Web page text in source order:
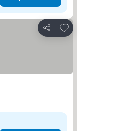
Compartir
Añadir a favoritos